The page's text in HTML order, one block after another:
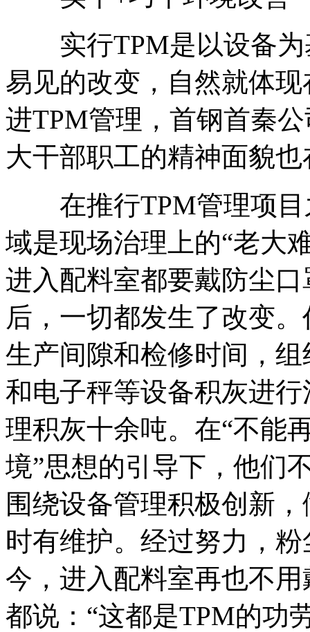
实行TPM是以设备为
易见的改变，自然就体
进TPM管理，首钢首秦
大干部职工的精神面貌
在推行TPM管理项目
域是现场治理上的“老大
进入配料室都要戴防尘
后，一切都发生了改变
生产间隙和检修时间，
和电子秤等设备积灰进
理积灰十余吨。在“不能
境”思想的引导下，他们
围绕设备管理积极创新
时有维护。经过努力，
今，进入配料室再也不
都说：“这都是TPM的功